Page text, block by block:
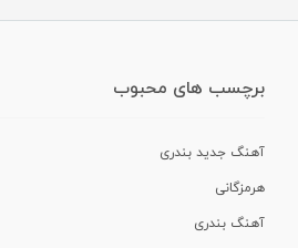
برچسب های محبوب
آهنگ جدید بندری
هرمزگانی
آهنگ بندری